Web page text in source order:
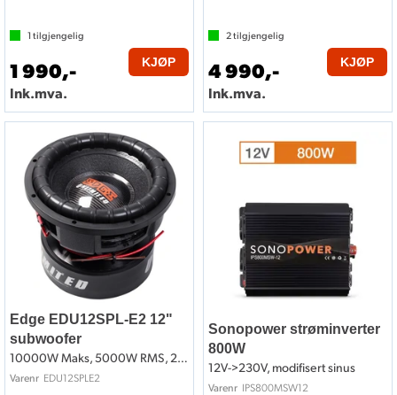
1 tilgjengelig
1 990,-
Ink.mva.
KJØP
2tilgjengelig
4 990,-
Ink.mva.
KJØP
Edge EDU12SPL-E2 12"
subwoofer
10000W Maks, 5000W RMS, 2x2 Ohm
Varenr EDU12SPLE2
Sonopower strøminverter
800W
12V->230V, modifisert sinus
Varenr IPS800MSW12